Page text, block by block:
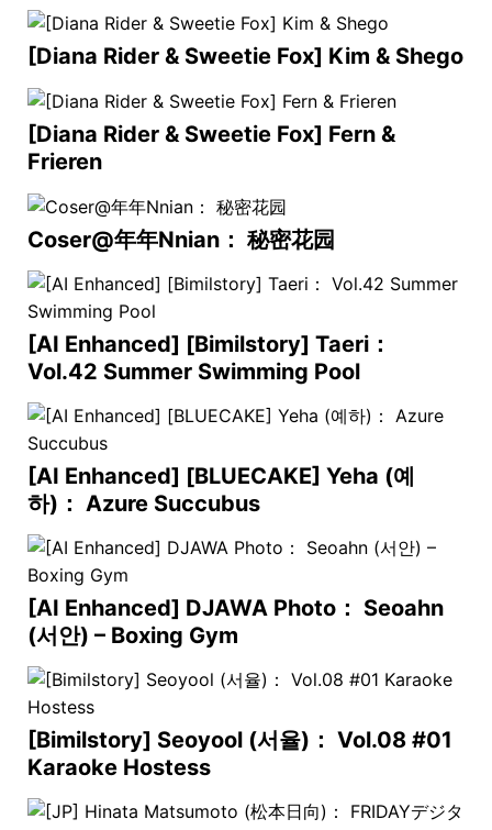
[Diana Rider & Sweetie Fox] Kim & Shego
[Diana Rider & Sweetie Fox] Fern &
Frieren
Coser@年年Nnian： 秘密花园
[AI Enhanced] [Bimilstory] Taeri：
Vol.42 Summer Swimming Pool
[AI Enhanced] [BLUECAKE] Yeha (예
하)： Azure Succubus
[AI Enhanced] DJAWA Photo： Seoahn
(서안) – Boxing Gym
[Bimilstory] Seoyool (서율)： Vol.08 #01
Karaoke Hostess